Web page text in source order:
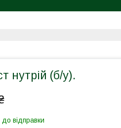
нутрій (б/у).
до відправки